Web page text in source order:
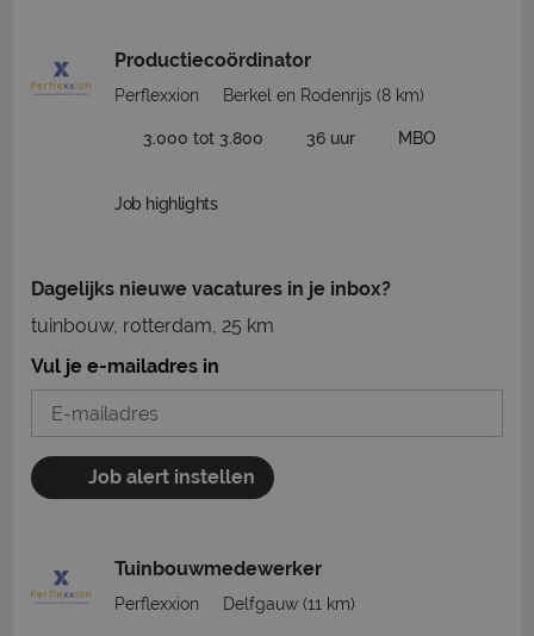
Productiecoördinator
Perflexxion Berkel en Rodenrijs (8 km)
3.000 tot 3.800 36 uur MBO
Job highlights
Dagelijks nieuwe vacatures in je inbox?
tuinbouw, rotterdam, 25 km
Vul je e-mailadres in
Job alert instellen
Tuinbouwmedewerker
Perflexxion Delfgauw (11 km)